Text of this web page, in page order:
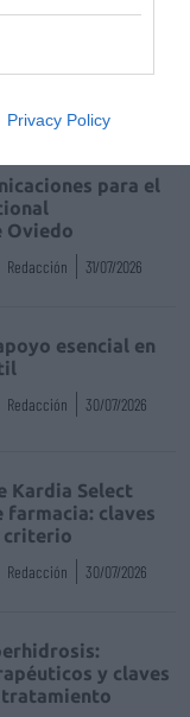
Privacy Policy
medicamentos
y
para el
Oviedo
Redacción 31/07/2026
esencial en
Redacción 30/07/2026
Kardia Select
claves
criterio
Redacción 30/07/2026
y claves
tratamiento